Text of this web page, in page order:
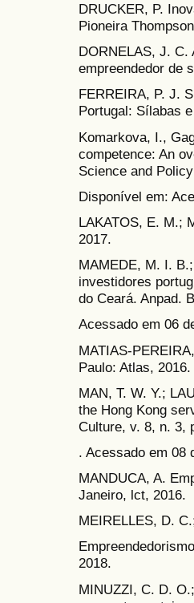
DRUCKER, P.
Pioneira
DORNELAS, J. C.
empreendedor de
FERREIRA, P. J.
Portugal: Sílabas
Komarkova, I.,
competence: An
Science and
Disponível em:
LAKATOS, E. M.;
2017.
MAMEDE, M. I.
investidores
do Ceará. Anpad.
Acessado em 06
MATIAS-
Paulo: Atlas, 2016.
MAN, T. W. Y.;
the Hong Kong
Culture, v. 8, n. 3,
. Acessado em 08
MANDUCA, A.
Janeiro, lct, 2016.
MEIRELLES, D.
2018.
MINUZZI, C. D.